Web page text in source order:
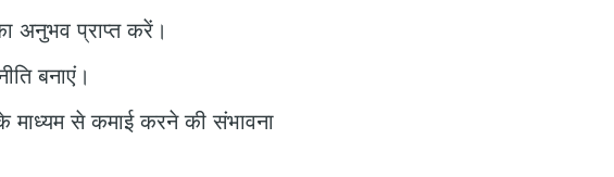
अनुभव प्राप्त करें।
बनाएं।
माध्यम से कमाई करने की संभावना